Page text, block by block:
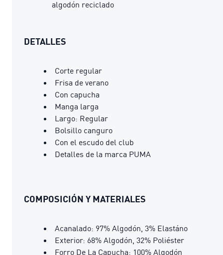
algodón reciclado
DETALLES
Corte regular
Frisa de verano
Con capucha
Manga larga
Largo: Regular
Bolsillo canguro
Con el escudo del club
Detalles de la marca PUMA
COMPOSICIÓN Y MATERIALES
Acanalado: 97% Algodón, 3% Elastáno
Exterior: 68% Algodón, 32% Poliéster
Forro De La Capucha: 100% Algodón